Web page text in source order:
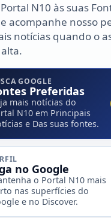
N10 às suas
acompanhe nosso
notícias quando o
GOOGLE
Preferidas
mais notícias do
N10 em Principais
e Das suas fontes.
no Google
o Portal N10 mais
nas superfícies do
e no Discover.